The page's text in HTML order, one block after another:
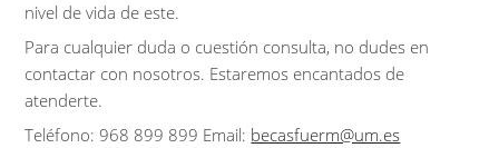
nivel de vida de este.
Para cualquier duda o cuestión consulta, no dudes en
contactar con nosotros. Estaremos encantados de
atenderte.
Teléfono: 968 899 899 Email: becasfuerm@um.es